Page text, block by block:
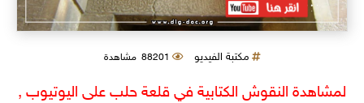
مكتبة الفيديو 88201 مشاهدة
لمشاهدة النقوش الكتابية في قلعة حلب على اليوتيوب ,